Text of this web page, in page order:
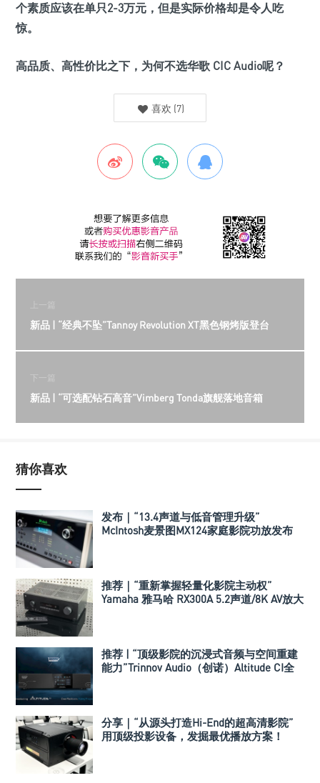
个素质应该在单只2-3万元，但是实际价格却是令人吃
惊。
高品质、高性价比之下，为何不选华歌 CIC Audio呢？
喜欢 (7)
上一篇
新品 | “经典不坠”Tannoy Revolution XT黑色钢烤版登台
下一篇
新品 | “可选配钻石高音”Vimberg Tonda旗舰落地音箱
猜你喜欢
发布｜“13.4声道与低音管理升级”
McIntosh麦景图MX124家庭影院功放发布
推荐｜“重新掌握轻量化影院主动权”
Yamaha 雅马哈 RX300A 5.2声道/8K AV放大
推荐 | “顶级影院的沉浸式音频与空间重建
能力”Trinnov Audio（创诺）Altitude CI全
分享｜“从源头打造Hi-End的超高清影院”
用顶级投影设备，发掘最优播放方案！